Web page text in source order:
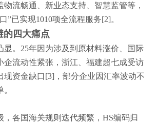
物流畅通、新业态支持、智慧监管等，
”已实现1010项全流程服务[2]。
的四大痛点
。 25年因为涉及到 原材料涨价、国际
企流动性紧张，浙江、福建超七成受访
现资金缺口[3] ，部分企业因汇率波动不
，各国海关规则迭代频繁，HS编码归